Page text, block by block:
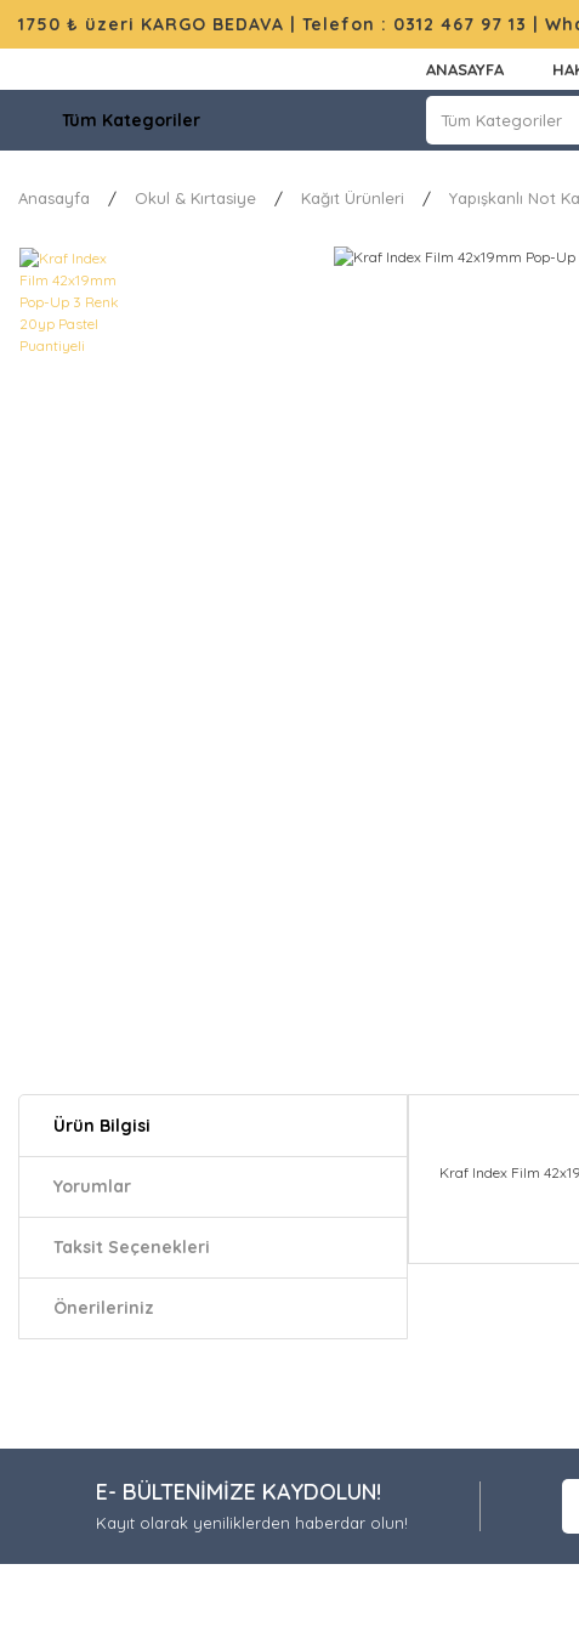
1750 ₺ üzeri KARGO BEDAVA | Telefon : 0312 467 97 13 |
ANASAYFA
Tüm Kategoriler
Anasayfa Okul & Kırtasiye Kağıt Ürünleri Yapışkanlı Not
Ürün Bilgisi
Yorumlar
Taksit Seçenekleri
Önerileriniz
Kraf Index Film
Ürün fiyatı
E- BÜLTENİMİZE KAYDOLUN!
Kayıt olarak yeniliklerden haberdar olun!